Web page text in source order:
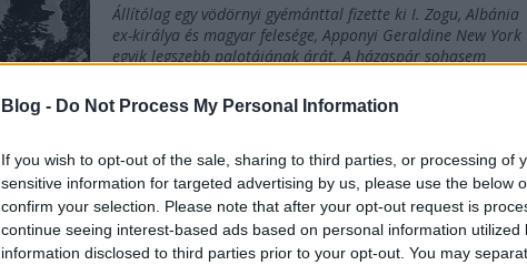
Blog - Do Not Process My Personal Information
If you wish to opt-out of the sale, sharing to third parties, or processing of
sensitive information for targeted advertising by us, please use the below
confirm your selection. Please note that after your opt-out request is
continue seeing interest-based ads based on personal information utilized
information disclosed to third parties prior to your opt-out. You may
Állítólag egy vödörnyi gyémánttal fizette ki I. Zogu, Albánia
ex-királya és magyar felesége, Apponyi Geraldine New York
egyik legszebb palotájának árát. A házaspár sohasem
Albán Nemzeti Bank kincsei után kutatva lebontották a…
SZÉCHENYI TORPEDÓI ELLEN IS VÉDTE A TILDEN-
ERŐD NEW YORKOT